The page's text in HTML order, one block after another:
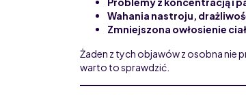
Wahania nastroju,
Zmniejszona owłosienie
Żaden z tych objawów z osobna nie
warto to sprawdzić.